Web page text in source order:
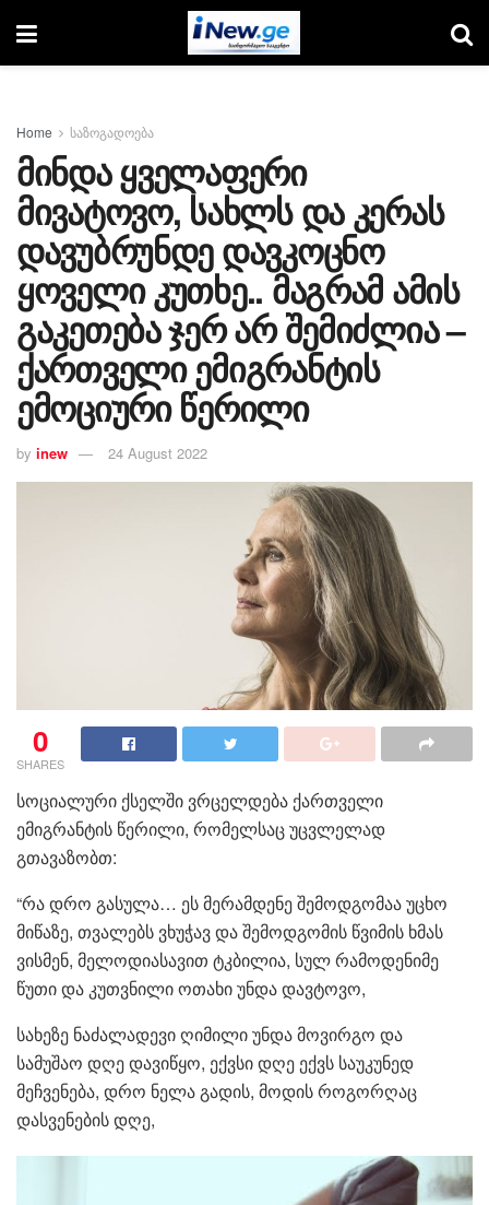
Home საზოგადოება
მინდა ყველაფერი
მივატოვო, სახლს და კერას
დავუბრუნდე დავკოცნო
ყოველი კუთხე.. მაგრამ ამის
გაკეთება ჯერ არ შემიძლია –
ქართველი ემიგრანტის
ემოციური წერილი
by inew 24 August 2022
0
SHARES
სოციალური ქსელში ვრცელდება ქართველი
ემიგრანტის წერილი, რომელსაც უცვლელად
გთავაზობთ:
“რა დრო გასულა… ეს მერამდენე შემოდგომაა უცხო
მიწაზე, თვალებს ვხუჭავ და შემოდგომის წვიმის ხმას
ვისმენ, მელოდიასავით ტკბილია, სულ რამოდენიმე
წუთი და კუთვნილი ოთახი უნდა დავტოვო,
სახეზე ნაძალადევი ღიმილი უნდა მოვირგო და
სამუშაო დღე დავიწყო, ექვსი დღე ექვს საუკუნედ
მეჩვენება, დრო ნელა გადის, მოდის როგორღაც
დასვენების დღე,